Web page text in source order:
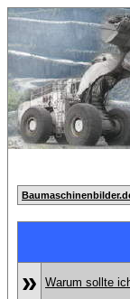
»
Warum sollte